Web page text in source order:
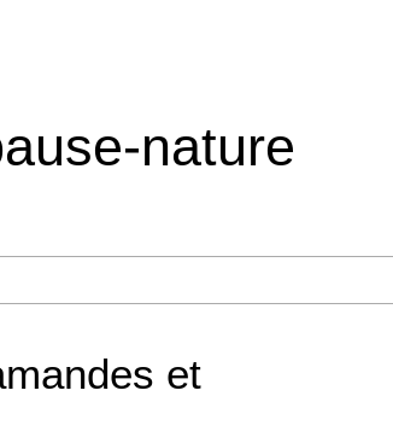
nature
et